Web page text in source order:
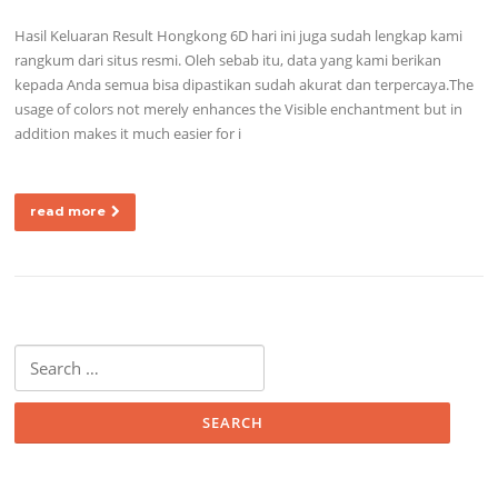
Hasil Keluaran Result Hongkong 6D hari ini juga sudah lengkap kami
rangkum dari situs resmi. Oleh sebab itu, data yang kami berikan
kepada Anda semua bisa dipastikan sudah akurat dan terpercaya.The
usage of colors not merely enhances the Visible enchantment but in
addition makes it much easier for i
read more
Search for: